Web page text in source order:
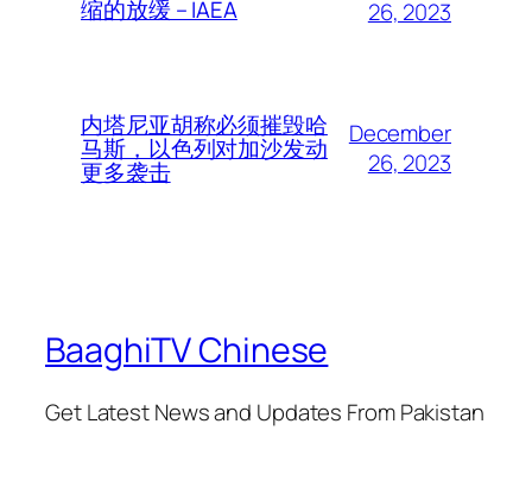
缩的放缓 – IAEA
26, 2023
内塔尼亚胡称必须摧毁哈
马斯，以色列对加沙发动
更多袭击
December
26, 2023
BaaghiTV Chinese
Get Latest News and Updates From Pakistan